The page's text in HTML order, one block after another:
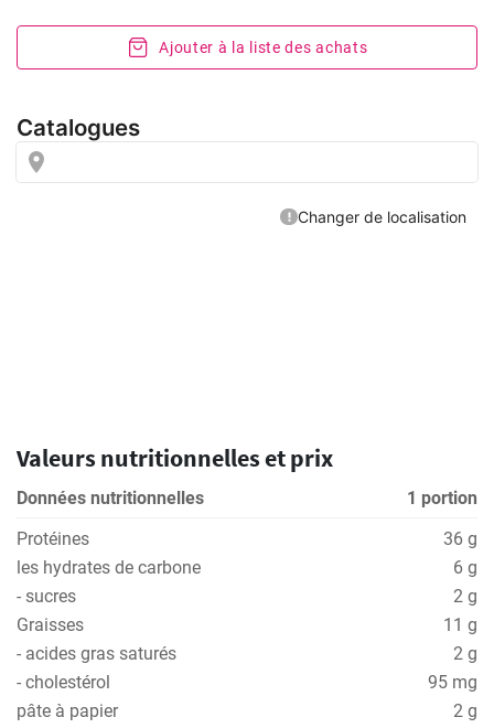
Ajouter à la liste des achats
Valeurs nutritionnelles et prix
Données nutritionnelles
1 portion
Protéines
36 g
les hydrates de carbone
6 g
- sucres
2 g
Graisses
11 g
- acides gras saturés
2 g
- cholestérol
95 mg
pâte à papier
2 g